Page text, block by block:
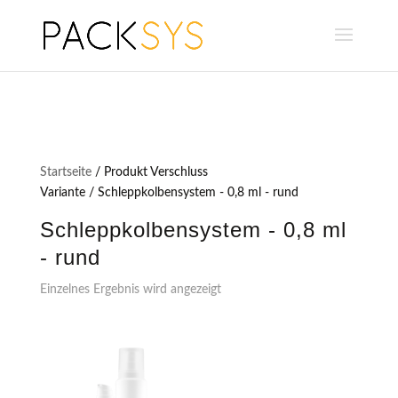
Startseite/ Produkt Verschluss
Variante / Schleppkolbensystem - 0,8 ml - rund
Schleppkolbensystem - 0,8 ml
- rund
Einzelnes Ergebnis wird angezeigt